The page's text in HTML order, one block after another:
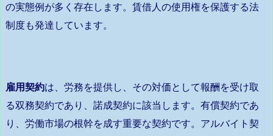
の実態例が多く存在します。賃借人の使用権を保護する法
制度も発達しています。
雇用契約は、労務を提供し、その対価として報酬を受け取
る双務契約であり、諾成契約に該当します。有償契約であ
り、労働市場の根幹を成す重要な契約です。アルバイト契